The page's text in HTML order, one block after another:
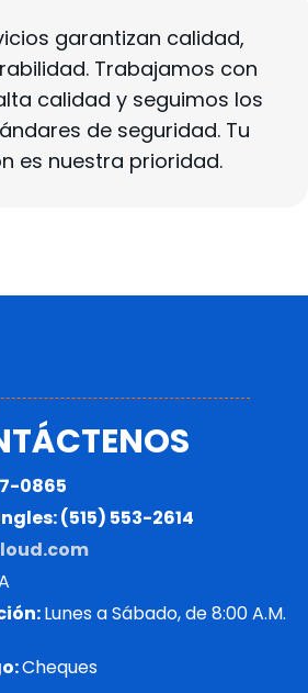
garantizan calidad,
Trabajamos con
calidad y seguimos los
de seguridad. Tu
es nuestra prioridad.
0865
(515) 553-2614
Lunes a Sábado, de 8:00 A.M.
Cheques